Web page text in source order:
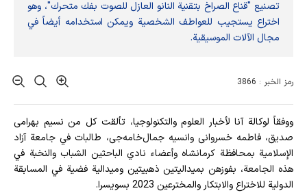
تصنيع "قناع الصراخ بتقنية النانو العازل للصوت بفك متحرك"، وهو
اختراع يستجيب للعواطف الشخصية ويمكن استخدامه أيضاً في
مجال الآلات الموسيقية.
رمز الخبر : 3866
ووفقاً لوكالة آنا لأخبار العلوم والتكنولوجيا، تألقت كل من نسیم بهرامی‌
صدیق، فاطمه خسروانی وانسیه جمال‌خامه‌جی، طالبات في جامعة آزاد
الإسلامية بمحافظة كرمانشاه وأعضاء نادي الباحثين الشباب والنخبة في
هذه الجامعة، بفوزهن بميداليتين ذهبيتين وميدالية فضية في المسابقة
الدولية للاختراع والابتكار والمخترعين 2023 بسويسرا.